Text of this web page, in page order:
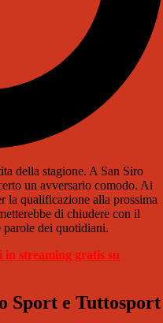
della stagione. A San Siro
un avversario comodo. Ai
la qualificazione alla prossima
di chiudere con il
dei quotidiani.
in streaming gratis su
Sport e Tuttosport